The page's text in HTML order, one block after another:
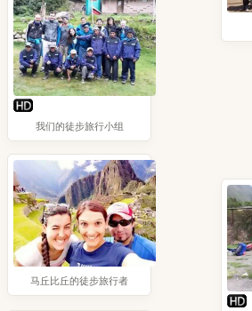
我们的徒步旅行小组
马丘比丘的徒步旅行者